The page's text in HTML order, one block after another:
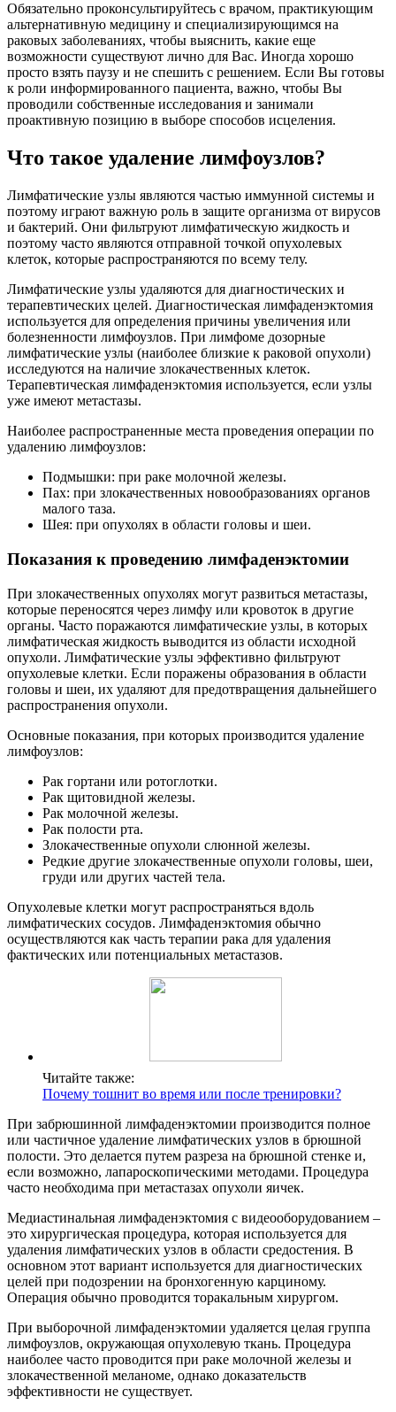
Обязательно проконсультируйтесь с врачом, практикующим
альтернативную медицину и специализирующимся на
раковых заболеваниях, чтобы выяснить, какие еще
возможности существуют лично для Вас. Иногда хорошо
просто взять паузу и не спешить с решением. Если Вы готовы
к роли информированного пациента, важно, чтобы Вы
проводили собственные исследования и занимали
проактивную позицию в выборе способов исцеления.
Что такое удаление лимфоузлов?
Лимфатические узлы являются частью иммунной системы и
поэтому играют важную роль в защите организма от вирусов
и бактерий. Они фильтруют лимфатическую жидкость и
поэтому часто являются отправной точкой опухолевых
клеток, которые распространяются по всему телу.
Лимфатические узлы удаляются для диагностических и
терапевтических целей. Диагностическая лимфаденэктомия
используется для определения причины увеличения или
болезненности лимфоузлов. При лимфоме дозорные
лимфатические узлы (наиболее близкие к раковой опухоли)
исследуются на наличие злокачественных клеток.
Терапевтическая лимфаденэктомия используется, если узлы
уже имеют метастазы.
Наиболее распространенные места проведения операции по
удалению лимфоузлов:
Подмышки: при раке молочной железы.
Пах: при злокачественных новообразованиях органов
малого таза.
Шея: при опухолях в области головы и шеи.
Показания к проведению лимфаденэктомии
При злокачественных опухолях могут развиться метастазы,
которые переносятся через лимфу или кровоток в другие
органы. Часто поражаются лимфатические узлы, в которых
лимфатическая жидкость выводится из области исходной
опухоли. Лимфатические узлы эффективно фильтруют
опухолевые клетки. Если поражены образования в области
головы и шеи, их удаляют для предотвращения дальнейшего
распространения опухоли.
Основные показания, при которых производится удаление
лимфоузлов:
Рак гортани или ротоглотки.
Рак щитовидной железы.
Рак молочной железы.
Рак полости рта.
Злокачественные опухоли слюнной железы.
Редкие другие злокачественные опухоли головы, шеи,
груди или других частей тела.
Опухолевые клетки могут распространяться вдоль
лимфатических сосудов. Лимфаденэктомия обычно
осуществляются как часть терапии рака для удаления
фактических или потенциальных метастазов.
Читайте также:
Почему тошнит во время или после тренировки?
При забрюшинной лимфаденэктомии производится полное
или частичное удаление лимфатических узлов в брюшной
полости. Это делается путем разреза на брюшной стенке и,
если возможно, лапароскопическими методами. Процедура
часто необходима при метастазах опухоли яичек.
Медиастинальная лимфаденэктомия с видеооборудованием –
это хирургическая процедура, которая используется для
удаления лимфатических узлов в области средостения. В
основном этот вариант используется для диагностических
целей при подозрении на бронхогенную карциному.
Операция обычно проводится торакальным хирургом.
При выборочной лимфаденэктомии удаляется целая группа
лимфоузлов, окружающая опухолевую ткань. Процедура
наиболее часто проводится при раке молочной железы и
злокачественной меланоме, однако доказательств
эффективности не существует.